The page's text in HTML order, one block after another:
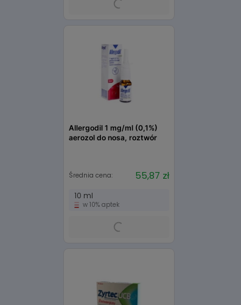
Allergodil 1 mg/ml (0,1%)
aerozol do nosa, roztwór
Średnia cena: 55,87 zł
10 ml
w 10% aptek